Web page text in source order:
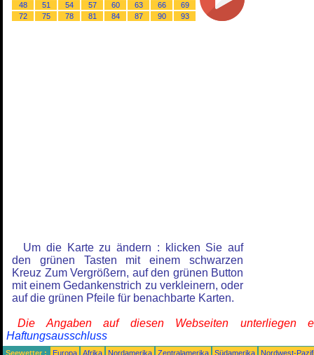
48
51 54 57 60 63 66
69
72
75 78 81 84 87 90 93
Um die Karte zu ändern : klicken Sie auf
den grünen Tasten mit einem schwarzen
Kreuz Zum Vergrößern, auf den grünen Button
mit einem Gedankenstrich zu verkleinern, oder
auf die grünen Pfeile für benachbarte Karten.
Die Angaben auf diesen Webseiten unterliegen
Haftungsausschluss
Seewetter : Europa Afrika Nordamerika Zentralamerika Südamerika
Nordwest-